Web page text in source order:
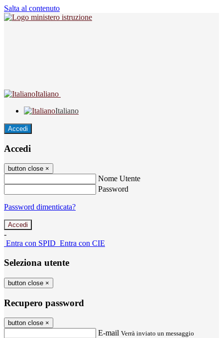
Salta al contenuto
Italiano
Italiano
Accedi
Accedi
button close ×
Nome Utente
Password
Password dimenticata?
-
Entra con SPID Entra con CIE
Seleziona utente
button close ×
Recupero password
button close ×
E-mail Verrà inviato un messaggio